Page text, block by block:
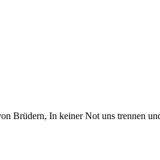
Brüdern, In keiner Not uns trennen